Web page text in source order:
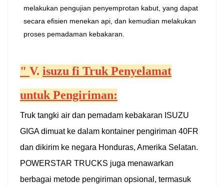
melakukan pengujian penyemprotan kabut, yang dapat
secara efisien menekan api, dan kemudian melakukan
proses pemadaman kebakaran.
" V. isuzu fi Truk Penyelamat
untuk Pengiriman:
Truk tangki air dan pemadam kebakaran ISUZU
GIGA dimuat ke dalam kontainer pengiriman 40FR
dan dikirim ke negara Honduras, Amerika Selatan.
POWERSTAR TRUCKS juga menawarkan
berbagai metode pengiriman opsional, termasuk